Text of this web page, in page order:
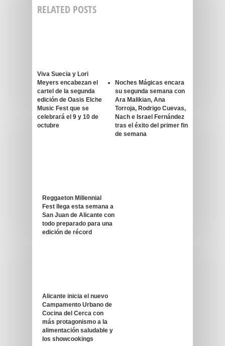
RELATED POSTS
Viva Suecia y Lori
Meyers encabezan el
cartel de la segunda
edición de Oasis Elche
Music Fest que se
celebrará el 9 y 10 de
octubre
Noches Mágicas encara
su segunda semana con
Ara Malikian, Ana
Torroja, Rodrigo Cuevas,
Nach e Israel Fernández
tras el éxito del primer fin
de semana
Reggaeton Millennial
Fest llega esta semana a
San Juan de Alicante con
todo preparado para una
edición de récord
Alicante inicia el nuevo
Campamento Urbano de
Cocina del Cerca con
más protagonismo a la
alimentación saludable y
los showcookings